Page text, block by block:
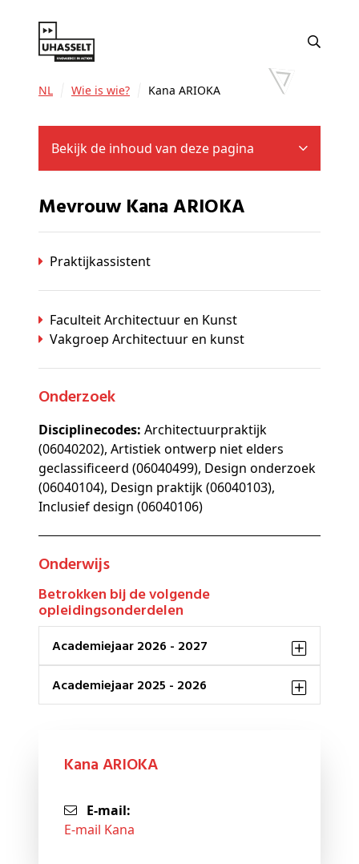
NL Wie is wie? Kana ARIOKA
Bekijk de inhoud van deze pagina
Mevrouw Kana ARIOKA
Praktijkassistent
Faculteit Architectuur en Kunst
Vakgroep Architectuur en kunst
Onderzoek
Disciplinecodes: Architectuurpraktijk
(06040202), Artistiek ontwerp niet elders
geclassificeerd (06040499), Design onderzoek
(06040104), Design praktijk (06040103),
Inclusief design (06040106)
Onderwijs
Betrokken bij de volgende
opleidingsonderdelen
Academiejaar 2026 - 2027
Academiejaar 2025 - 2026
Kana ARIOKA
E-mail:
E-mail Kana